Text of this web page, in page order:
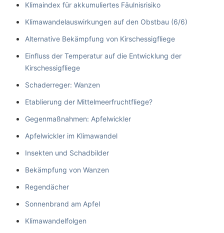
Klimaindex für akkumuliertes Fäulnisrisiko
Klimawandelauswirkungen auf den Obstbau (6/6)
Alternative Bekämpfung von Kirschessigfliege
Einfluss der Temperatur auf die Entwicklung der
Kirschessigfliege
Schaderreger: Wanzen
Etablierung der Mittelmeerfruchtfliege?
Gegenmaßnahmen: Apfelwickler
Apfelwickler im Klimawandel
Insekten und Schadbilder
Bekämpfung von Wanzen
Regendächer
Sonnenbrand am Apfel
Klimawandelfolgen